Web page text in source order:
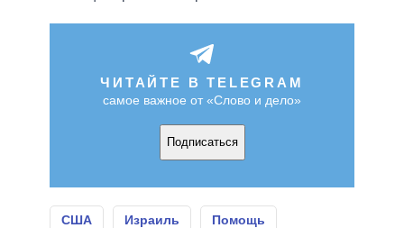
ЧИТАЙТЕ В TELEGRAM
самое важное от «Слово и дело»
Подписаться
США Израиль Помощь